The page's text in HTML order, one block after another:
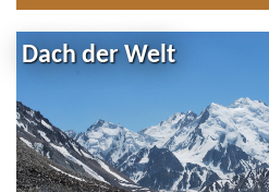
Dach der Welt